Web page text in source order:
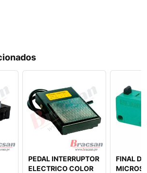
PEDAL INTERRUPTOR
ELECTRICO COLOR
FINAL